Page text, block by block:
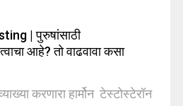
| पुरुषांसाठी
आहे? तो वाढवावा कसा
करणारा हार्मोन टेस्टोस्टेरॉन